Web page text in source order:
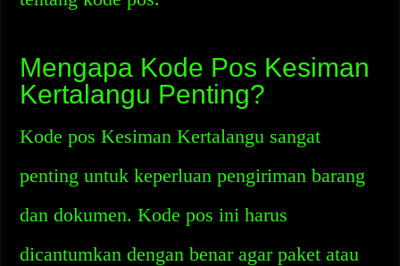
Mengapa Kode Pos Kesiman
Kertalangu Penting?
Kode pos Kesiman Kertalangu sangat
penting untuk keperluan pengiriman barang
dan dokumen. Kode pos ini harus
dicantumkan dengan benar agar paket atau